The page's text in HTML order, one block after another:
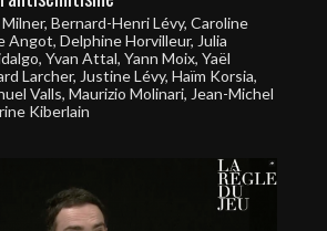
Milner, Bernard-Henri Lévy, Caroline
Angot, Delphine Horvilleur, Julia
Yvan Attal, Yann Moix, Yaël
Larcher, Justine Lévy, Haïm Korsia,
Valls, Maurizio Molinari, Jean-Michel
Kiberlain